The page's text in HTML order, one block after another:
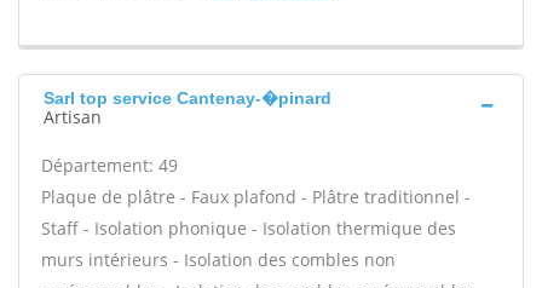
Sarl top service Cantenay-�pinard
Artisan
Département: 49
Plaque de plâtre - Faux plafond - Plâtre traditionnel -
Staff - Isolation phonique - Isolation thermique des
murs intérieurs - Isolation des combles non